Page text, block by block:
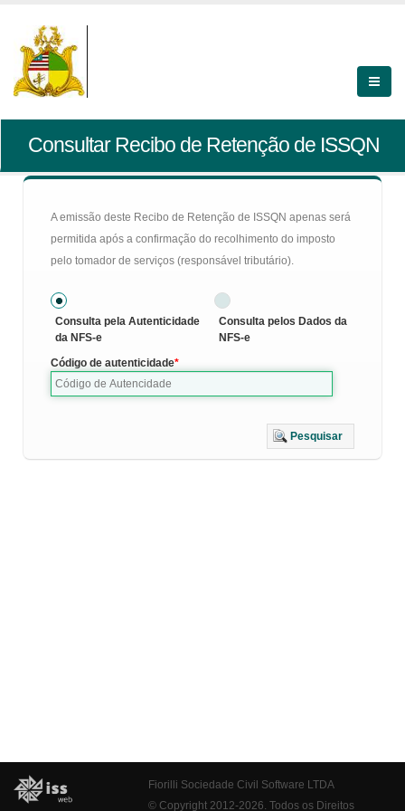
Consultar Recibo de Retenção de ISSQN
A emissão deste Recibo de Retenção de ISSQN apenas será
permitida após a confirmação do recolhimento do imposto
pelo tomador de serviços (responsável tributário).
Consulta pela Autenticidade
da NFS-e
Consulta pelos Dados da
NFS-e
Código de autenticidade
Pesquisar
Fiorilli Sociedade Civil Software LTDA
© Copyright 2012-2026. Todos os Direitos